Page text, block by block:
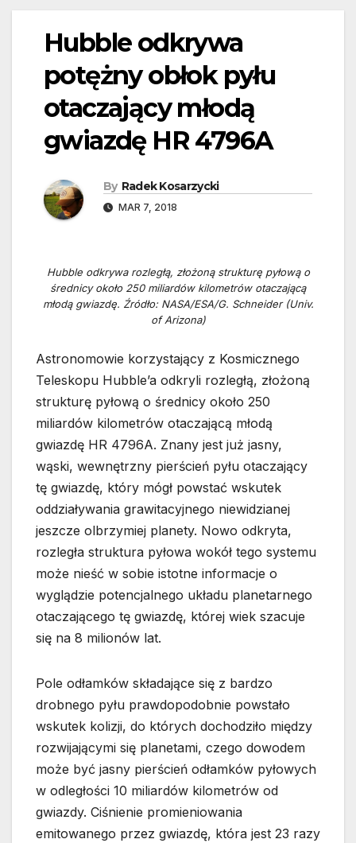
Hubble odkrywa
potężny obłok pyłu
otaczający młodą
gwiazdę HR 4796A
By Radek Kosarzycki
MAR 7, 2018
Hubble odkrywa rozległą, złożoną strukturę pyłową o
średnicy około 250 miliardów kilometrów otaczającą
młodą gwiazdę. Źródło: NASA/ESA/G. Schneider (Univ.
of Arizona)
Astronomowie korzystający z Kosmicznego
Teleskopu Hubble’a odkryli rozległą, złożoną
strukturę pyłową o średnicy około 250
miliardów kilometrów otaczającą młodą
gwiazdę HR 4796A. Znany jest już jasny,
wąski, wewnętrzny pierścień pyłu otaczający
tę gwiazdę, który mógł powstać wskutek
oddziaływania grawitacyjnego niewidzianej
jeszcze olbrzymiej planety. Nowo odkryta,
rozległa struktura pyłowa wokół tego systemu
może nieść w sobie istotne informacje o
wyglądzie potencjalnego układu planetarnego
otaczającego tę gwiazdę, której wiek szacuje
się na 8 milionów lat.
Pole odłamków składające się z bardzo
drobnego pyłu prawdopodobnie powstało
wskutek kolizji, do których dochodziło między
rozwijającymi się planetami, czego dowodem
może być jasny pierścień odłamków pyłowych
w odległości 10 miliardów kilometrów od
gwiazdy. Ciśnienie promieniowania
emitowanego przez gwiazdę, która jest 23 razy